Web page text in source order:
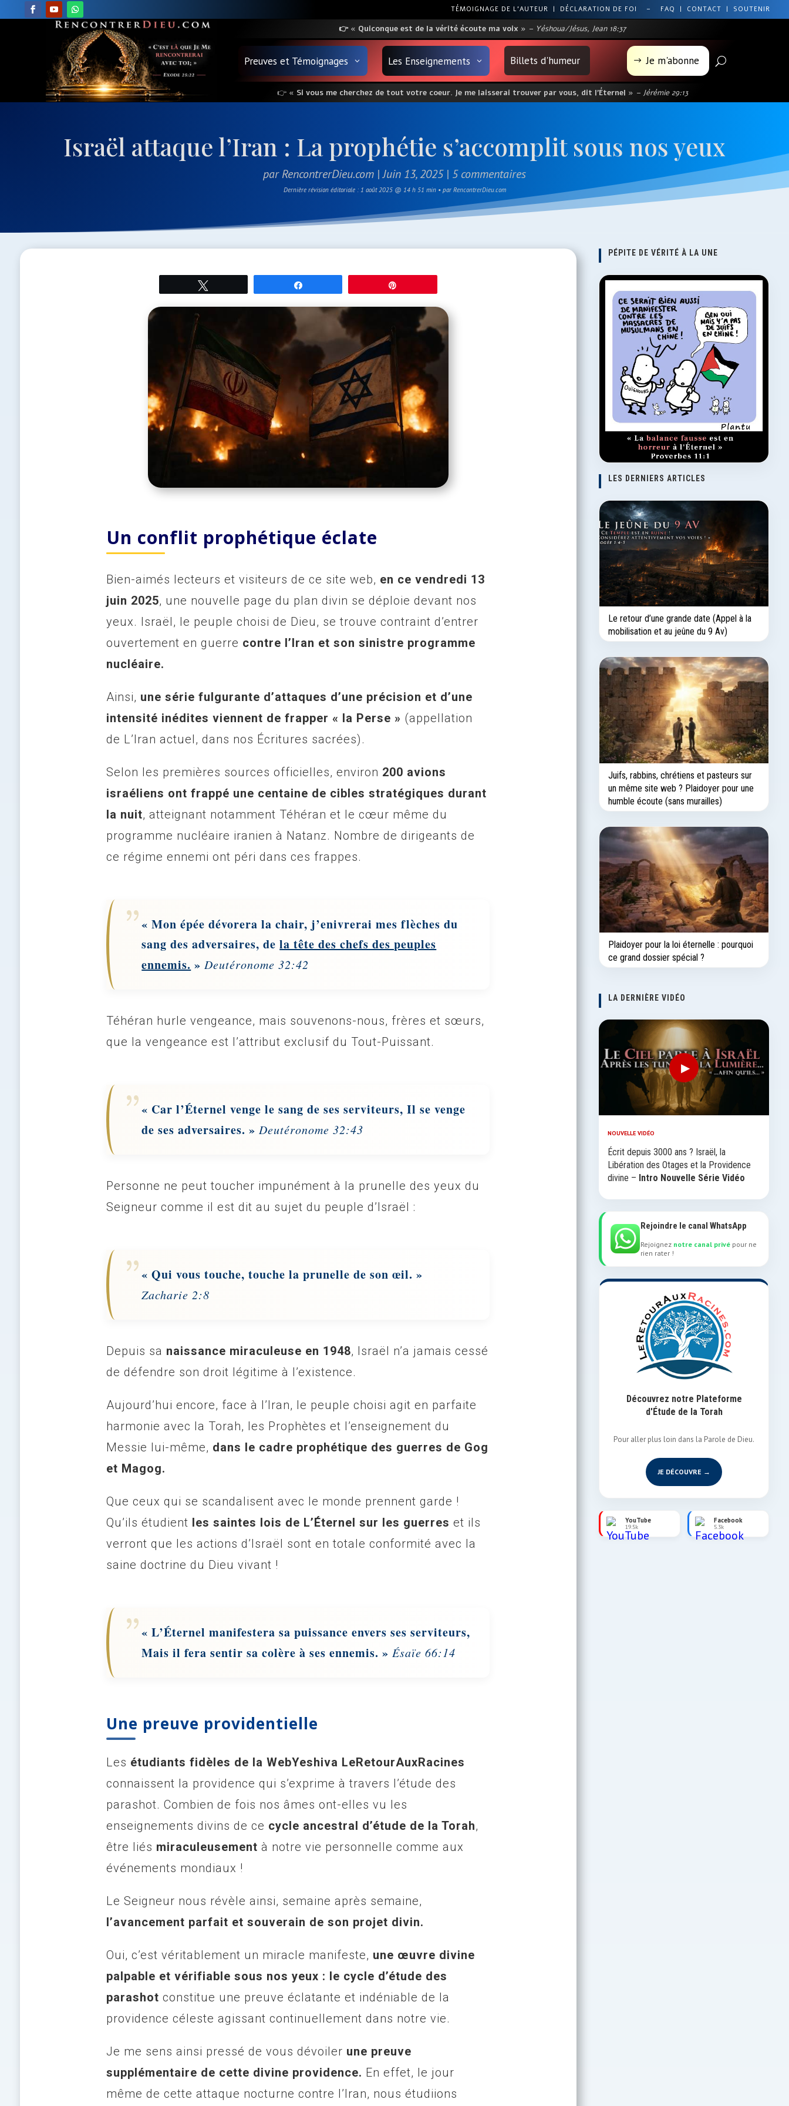
TÉMOIGNAGE DE L’AUTEUR | DÉCLARATION DE FOI – FAQ | CONTACT | SOUTENIR
👉 « Quiconque est de la vérité écoute ma voix » – Yéshoua/Jésus, Jean 18:37
Preuves et Témoignages Les Enseignements Billets d'humeur $ Je m'abonne U
👉 « Si vous me cherchez de tout votre coeur. Je me laisserai trouver par vous, dit l’Éternel » – Jérémie 29:13
Israël attaque l’Iran : La prophétie s’accomplit sous nos yeux
parRencontrerDieu.com |Juin 13, 2025| 5 commentaires
Dernière révision éditoriale : 1 août 2025 @ 14 h 51 min • par RencontrerDieu.com
Un conflit prophétique éclate
Bien-aimés lecteurs et visiteurs de ce site web, en ce vendredi 13
juin 2025, une nouvelle page du plan divin se déploie devant nos
yeux. Israël, le peuple choisi de Dieu, se trouve contraint d’entrer
ouvertement en guerre contre l’Iran et son sinistre programme
nucléaire.
Ainsi, une série fulgurante d’attaques d’une précision et d’une
intensité inédites viennent de frapper « la Perse » (appellation
de L’Iran actuel, dans nos Écritures sacrées).
Selon les premières sources officielles, environ 200 avions
israéliens ont frappé une centaine de cibles stratégiques durant
la nuit, atteignant notamment Téhéran et le cœur même du
programme nucléaire iranien à Natanz. Nombre de dirigeants de
ce régime ennemi ont péri dans ces frappes.
« Mon épée dévorera la chair, j’enivrerai mes flèches du
sang des adversaires, dela tête des chefs des peuples
ennemis. » Deutéronome 32:42
Téhéran hurle vengeance, mais souvenons-nous, frères et sœurs,
que la vengeance est l’attribut exclusif du Tout-Puissant.
« Car l’Éternel venge le sang de ses serviteurs, Il se venge
de ses adversaires. » Deutéronome 32:43
Personne ne peut toucher impunément à la prunelle des yeux du
Seigneur comme il est dit au sujet du peuple d’Israël :
« Qui vous touche, touche la prunelle de son œil. »
Zacharie 2:8
Depuis sa naissance miraculeuse en 1948, Israël n’a jamais cessé
de défendre son droit légitime à l’existence.
Aujourd’hui encore, face à l’Iran, le peuple choisi agit en parfaite
harmonie avec la Torah, les Prophètes et l’enseignement du
Messie lui-même, dans le cadre prophétique des guerres de Gog
et Magog.
Que ceux qui se scandalisent avec le monde prennent garde !
Qu’ils étudient les saintes lois de L’Éternel sur les guerres et ils
verront que les actions d’Israël sont en totale conformité avec la
saine doctrine du Dieu vivant !
« L’Éternel manifestera sa puissance envers ses serviteurs,
Mais il fera sentir sa colère à ses ennemis. » Ésaïe 66:14
Une preuve providentielle
Les étudiants fidèles de la WebYeshiva LeRetourAuxRacines
connaissent la providence qui s’exprime à travers l’étude des
parashot. Combien de fois nos âmes ont-elles vu les
enseignements divins de ce cycle ancestral d’étude de la Torah,
être liés miraculeusement à notre vie personnelle comme aux
événements mondiaux !
Le Seigneur nous révèle ainsi, semaine après semaine,
l’avancement parfait et souverain de son projet divin.
Oui, c’est véritablement un miracle manifeste, une œuvre divine
palpable et vérifiable sous nos yeux : le cycle d’étude des
parashot constitue une preuve éclatante et indéniable de la
providence céleste agissant continuellement dans notre vie.
Je me sens ainsi pressé de vous dévoiler une preuve
supplémentaire de cette divine providence. En effet, le jour
même de cette attaque nocturne contre l’Iran, nous étudiions
PÉPITE DE VÉRITÉ À LA UNE
LES DERNIERS ARTICLES
Le retour d’une grande date (Appel à la
mobilisation et au jeûne du 9 Av)
Juifs, rabbins, chrétiens et pasteurs sur
un même site web ? Plaidoyer pour une
humble écoute (sans murailles)
Plaidoyer pour la loi éternelle : pourquoi
ce grand dossier spécial ?
LA DERNIÈRE VIDÉO
▶
NOUVELLE VIDÉO
Écrit depuis 3000 ans ? Israël, la
Libération des Otages et la Providence
divine – Intro Nouvelle Série Vidéo
Rejoindre le canal WhatsApp
Rejoignez notre canal privé pour ne
rien rater !
Découvrez notre Plateforme
d'Étude de la Torah
Pour aller plus loin dans la Parole de Dieu.
JE DÉCOUVRE →
YouTube
19.5k
Facebook
5.3k